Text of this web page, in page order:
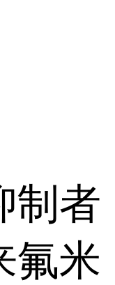
制者
氟米